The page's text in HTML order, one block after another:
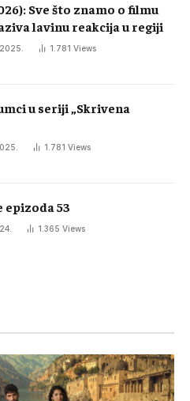
Sve što znamo o filmu
lavinu reakcija u regiji
1.781 Views
u seriji „Skrivena
1.781 Views
epizoda 53
1.365 Views